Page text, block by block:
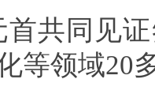
共同见
等领域20